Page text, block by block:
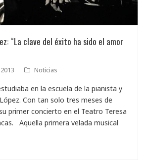
“La clave del éxito ha sido el amor
Noticias
en la escuela de la pianista y
Con tan solo tres meses de
primer concierto en el Teatro Teresa
Aquella primera velada musical